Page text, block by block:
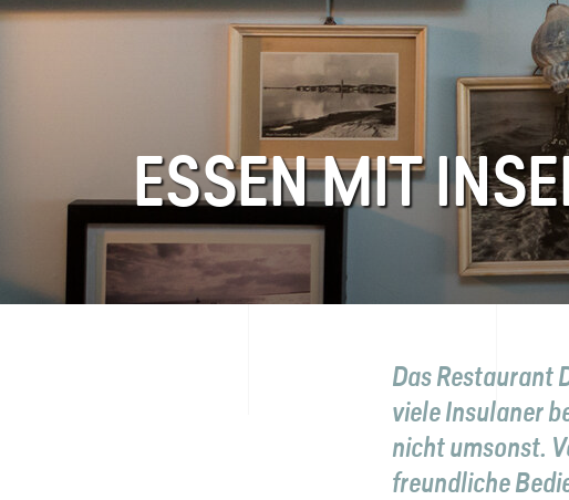
GRUPPEN
FAQ
Kontakt
ESSEN MIT
Das Restaurant
viele Insulaner
nicht umsonst.
freundliche